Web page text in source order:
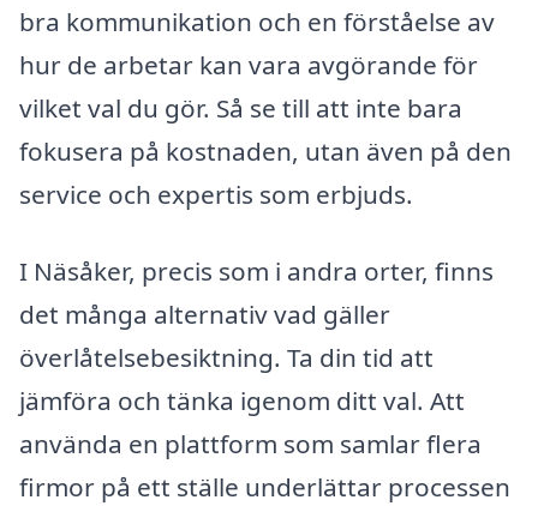
bra kommunikation och en förståelse av
hur de arbetar kan vara avgörande för
vilket val du gör. Så se till att inte bara
fokusera på kostnaden, utan även på den
service och expertis som erbjuds.
I Näsåker, precis som i andra orter, finns
det många alternativ vad gäller
överlåtelsebesiktning. Ta din tid att
jämföra och tänka igenom ditt val. Att
använda en plattform som samlar flera
firmor på ett ställe underlättar processen